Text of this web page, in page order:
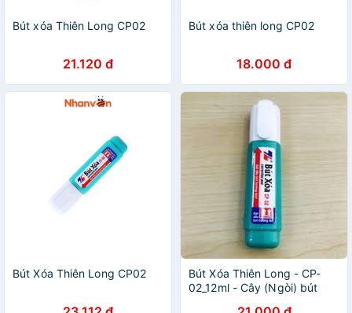
Bút xóa Thiên Long CP02
21.120 đ
Bút xóa thiên long CP02
18.000 đ
Bút Xóa Thiên Long CP02
Bút Xóa Thiên Long - CP-
02_12ml - Cây (Ngòi) bút